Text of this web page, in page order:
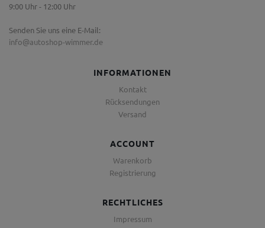
9:00 Uhr - 12:00 Uhr
Senden Sie uns eine E-Mail:
info@autoshop-wimmer.de
INFORMATIONEN
Kontakt
Rücksendungen
Versand
ACCOUNT
Warenkorb
Registrierung
RECHTLICHES
Impressum